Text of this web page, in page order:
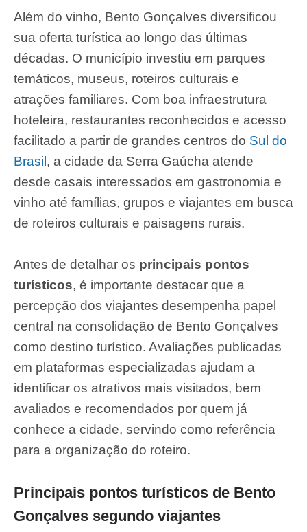
Além do vinho, Bento Gonçalves diversificou
sua oferta turística ao longo das últimas
décadas. O município investiu em parques
temáticos, museus, roteiros culturais e
atrações familiares. Com boa infraestrutura
hoteleira, restaurantes reconhecidos e acesso
facilitado a partir de grandes centros do Sul do
Brasil , a cidade da Serra Gaúcha atende
desde casais interessados em gastronomia e
vinho até famílias, grupos e viajantes em busca
de roteiros culturais e paisagens rurais.
Antes de detalhar os principais pontos
turísticos, é importante destacar que a
percepção dos viajantes desempenha papel
central na consolidação de Bento Gonçalves
como destino turístico. Avaliações publicadas
em plataformas especializadas ajudam a
identificar os atrativos mais visitados, bem
avaliados e recomendados por quem já
conhece a cidade, servindo como referência
para a organização do roteiro.
Principais pontos turísticos de Bento
Gonçalves segundo viajantes